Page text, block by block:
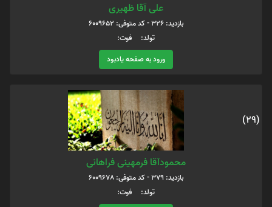
علی آقا ظهیری
بازدید: 326 - کد متوفی: 6009652
تولد: فوت:
ورود به صفحه یادبود
(29)
محمودآقا فرمهینی فراهانی
بازدید: 379 - کد متوفی: 6009678
تولد: فوت: